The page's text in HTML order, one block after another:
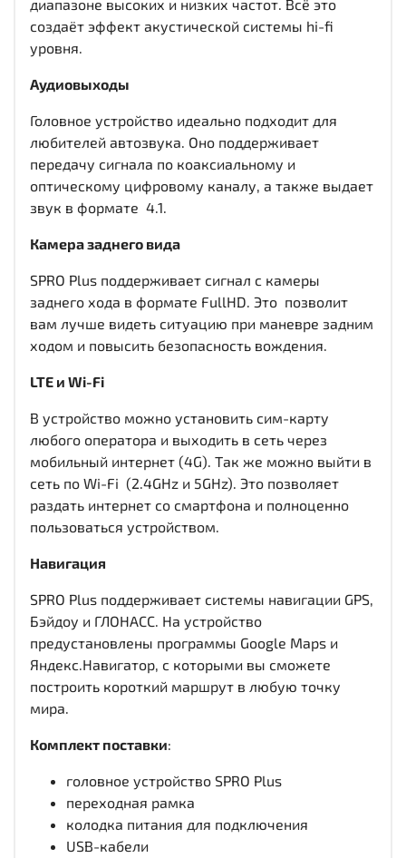
диапазоне высоких и низких частот. Всё это
создаёт эффект акустической системы hi-fi
уровня.
Аудиовыходы
Головное устройство идеально подходит для
любителей автозвука. Оно поддерживает
передачу сигнала по коаксиальному и
оптическому цифровому каналу, а также выдает
звук в формате 4.1.
Камера заднего вида
SPRO Plus поддерживает сигнал с камеры
заднего хода в формате FullHD. Это позволит
вам лучше видеть ситуацию при маневре задним
ходом и повысить безопасность вождения.
LTE и Wi-Fi
В устройство можно установить сим-карту
любого оператора и выходить в сеть через
мобильный интернет (4G). Так же можно выйти в
сеть по Wi-Fi (2.4GHz и 5GHz). Это позволяет
раздать интернет со смартфона и полноценно
пользоваться устройством.
Навигация
SPRO Plus поддерживает системы навигации GPS,
Бэйдоу и ГЛОНАСС. На устройство
предустановлены программы Google Maps и
Яндекс.Навигатор, с которыми вы сможете
построить короткий маршрут в любую точку
мира.
Комплект поставки:
головное устройство SPRO Plus
переходная рамка
колодка питания для подключения
USB-кабели